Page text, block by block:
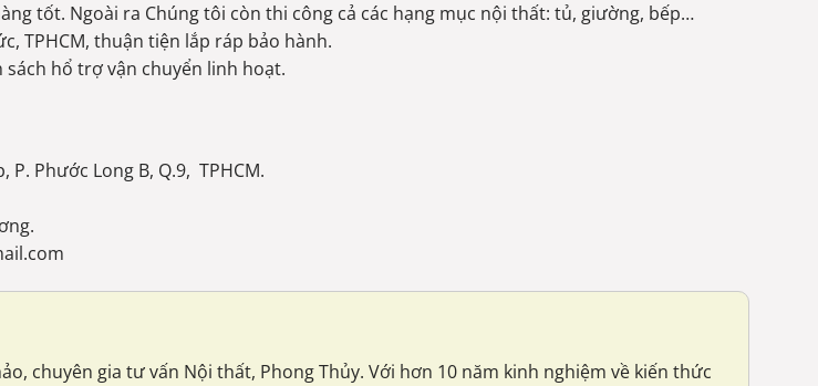
tốt. Ngoài ra Chúng tôi còn thi công cả các hạng mục nội thất: tủ, giường, bếp…
TPHCM, thuận tiện lắp ráp bảo hành.
hổ trợ vận chuyển linh hoạt.
Phước Long B, Q.9, TPHCM.
chuyên gia tư vấn Nội thất, Phong Thủy. Với hơn 10 năm kinh nghiệm về kiến thức